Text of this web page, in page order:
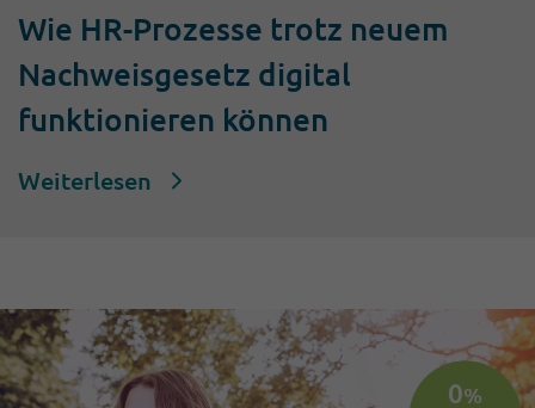
Wie HR-Prozesse trotz neuem
Nachweisgesetz digital
funktionieren können
Weiterlesen